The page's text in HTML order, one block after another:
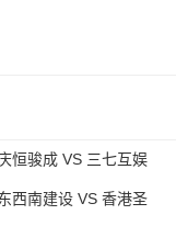
恒骏成 VS 三七互娱
西南建设 VS 香港圣